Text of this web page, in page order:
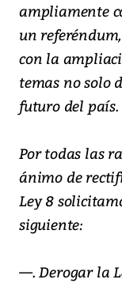
ampliamente
un
con la
temas no solo
futuro del país.
Por todas las
ánimo de
Ley 8
siguiente:
—. Derogar la